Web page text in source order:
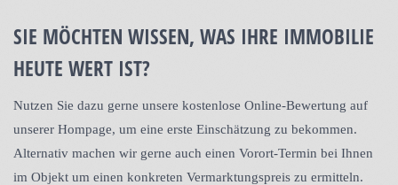
SIE MÖCHTEN WISSEN, WAS IHRE IMMOBILIE
HEUTE WERT IST?
Nutzen Sie dazu gerne unsere kostenlose Online-Bewertung auf
unserer Hompage, um eine erste Einschätzung zu bekommen.
Alternativ machen wir gerne auch einen Vorort-Termin bei Ihnen
im Objekt um einen konkreten Vermarktungspreis zu ermitteln.